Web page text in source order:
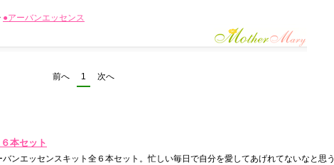
●アーバンエッセンス
前へ 1 次へ
本セット
ンエッセンスキット全６本セット。忙しい毎日で自分を愛してあげれてないなと思う